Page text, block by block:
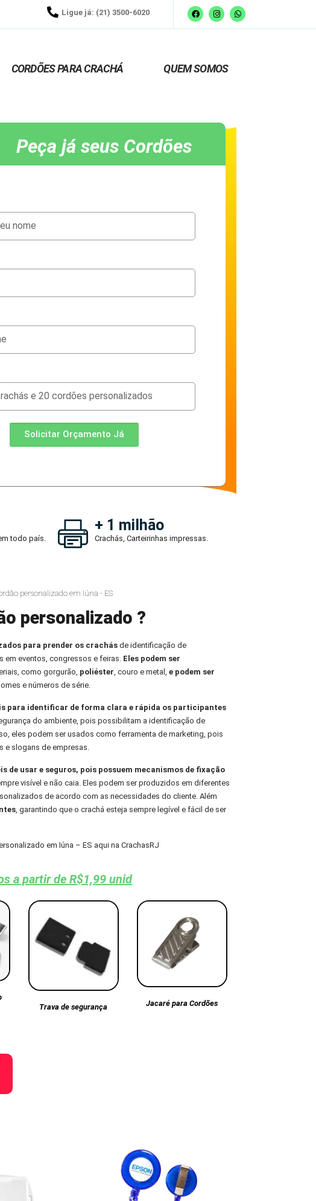
Ligue já: (21) 3500-6020
CORDÕES PARA CRACHÁ QUEM SOMOS
Peça já seus Cordões
Solicitar Orçamento Já
todo país.
+ 1 milhão
Crachás, Carteirinhas impressas.
personalizado em Iúna - ES
personalizado ?
para prender os crachásde identificação de
em eventos, congressos e feiras. Eles podem ser
como gorgurão, poliéster, couro e metal, e podem ser
e números de série.
para identificar de forma clara e rápida os participantes
do ambiente, pois possibilitam a identificação de
eles podem ser usados como ferramenta de marketing, pois
e slogans de empresas.
de usar e seguros, pois possuem mecanismos de fixação
visível e não caia. Eles podem ser produzidos em diferentes
de acordo com as necessidades do cliente. Além
, garantindo que o crachá esteja sempre legível e fácil de ser
em Iúna – ES aqui na CrachasRJ
a partir de R$1,99 unid
Trava de segurança
Jacaré para Cordões